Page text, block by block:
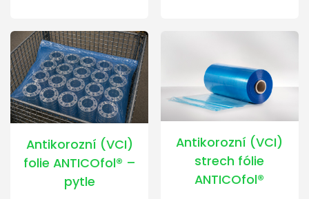
Antikorozní (VCI)
folie ANTICOfol® –
pytle
Antikorozní (VCI)
strech fólie
ANTICOfol®